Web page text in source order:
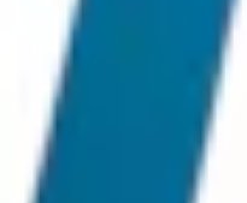
men ingen tobak. Se